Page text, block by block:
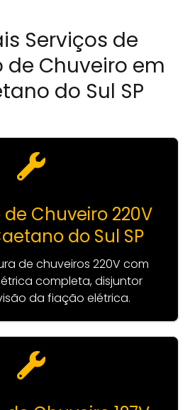
Serviços de
Chuveiro em
do Sul SP
Chuveiro 220V
do Sul SP
de chuveiros 220V com
completa, disjuntor
da fiação elétrica.